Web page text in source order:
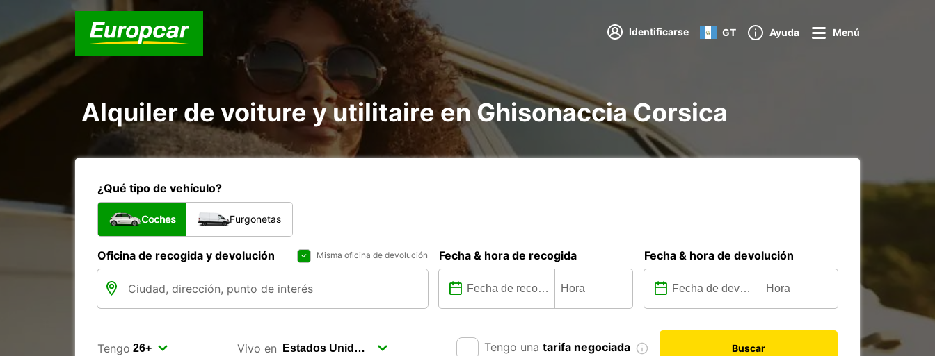
Identificarse GT Ayuda Menú
Alquiler de voiture y utilitaire en Ghisonaccia Corsica
¿Qué tipo de vehículo?
Coches Furgonetas
Oficina de recogida y devolución Misma oficina de devolución Fecha & hora de recogida Fecha & hora de devolución
Tengo Vivo en Tengo una tarifa negociada Buscar